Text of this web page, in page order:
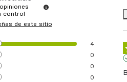
opiniones
control
de este sitio
4
0
0
0